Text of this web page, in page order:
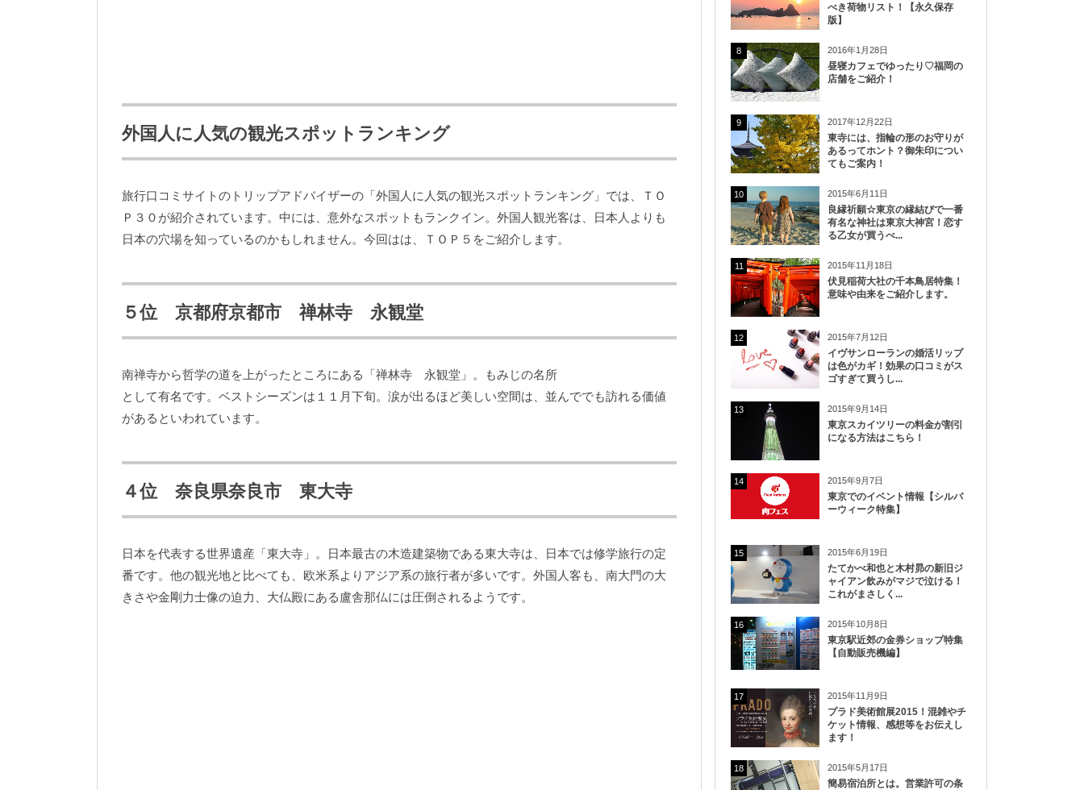
外国人に人気の観光スポットランキング
旅行口コミサイトのトリップアドバイザーの「外国人に人気の観光スポットランキング」では、ＴＯ
Ｐ３０が紹介されています。中には、意外なスポットもランクイン。外国人観光客は、日本人よりも
日本の穴場を知っているのかもしれません。今回はは、ＴＯＰ５をご紹介します。
５位 京都府京都市 禅林寺 永観堂
南禅寺から哲学の道を上がったところにある「禅林寺 永観堂」。もみじの名所
として有名です。ベストシーズンは１１月下旬。涙が出るほど美しい空間は、並んででも訪れる価値
があるといわれています。
４位 奈良県奈良市 東大寺
日本を代表する世界遺産「東大寺」。日本最古の木造建築物である東大寺は、日本では修学旅行の定
番です。他の観光地と比べても、欧米系よりアジア系の旅行者が多いです。外国人客も、南大門の大
きさや金剛力士像の迫力、大仏殿にある盧舎那仏には圧倒されるようです。
べき荷物リスト！【永久保存
版】
8 2016年1月28日
昼寝カフェでゆったり♡福岡の
店舗をご紹介！
9 2017年12月22日
東寺には、指輪の形のお守りが
あるってホント？御朱印につい
てもご案内！
10 2015年6月11日
良縁祈願☆東京の縁結びで一番
有名な神社は東京大神宮！恋す
る乙女が買うべ...
11 2015年11月18日
伏見稲荷大社の千本鳥居特集！
意味や由来をご紹介します。
12 2015年7月12日
イヴサンローランの婚活リップ
は色がカギ！効果の口コミがス
ゴすぎて買うし...
13 2015年9月14日
東京スカイツリーの料金が割引
になる方法はこちら！
14 2015年9月7日
東京でのイベント情報【シルバ
ーウィーク特集】
15 2015年6月19日
たてかべ和也と木村昴の新旧ジ
ャイアン飲みがマジで泣ける！
これがまさしく...
16 2015年10月8日
東京駅近郊の金券ショップ特集
【自動販売機編】
17 2015年11月9日
プラド美術館展2015！混雑やチ
ケット情報、感想等をお伝えし
ます！
18 2015年5月17日
簡易宿泊所とは。営業許可の条